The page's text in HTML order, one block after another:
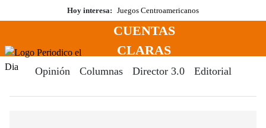
al
Hoy interesa: Juegos Centroamericanos
Menú Periodico El Dia Digital
CUENTAS
CLARAS
Opinión Columnas Director 3.0 Editorial